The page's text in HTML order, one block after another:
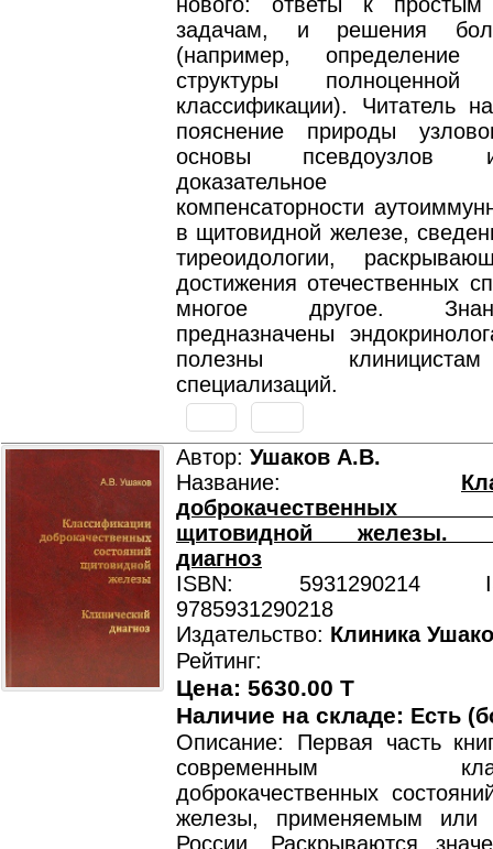
задачам, и решения
(например, определение
структуры полноценной
классификации). Читатель
пояснение природы
основы псевдоузлов
доказательное
компенсаторности
в щитовидной железе,
тиреоидологии,
достижения отечественных
многое другое.
предназначены
полезны
специализаций.
Автор: Ушаков А.В.
Название:
доброкачественных
щитовидной железы.
диагноз
ISBN: 5931290214
9785931290218
Издательство: Клиника
Рейтинг:
Цена: 5630.00 T
Наличие на складе: Есть
Описание: Первая часть
современным
доброкачественных
железы, применяемым или
России. Раскрываются